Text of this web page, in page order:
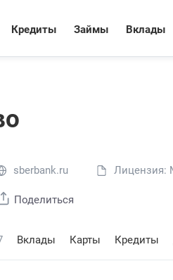
Кредиты Займы Вклады
sberbank.ru Лицензия:
Поделиться
Вклады Карты Кредиты